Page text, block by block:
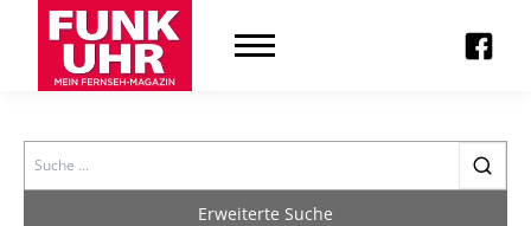
Search
Erweiterte Suche